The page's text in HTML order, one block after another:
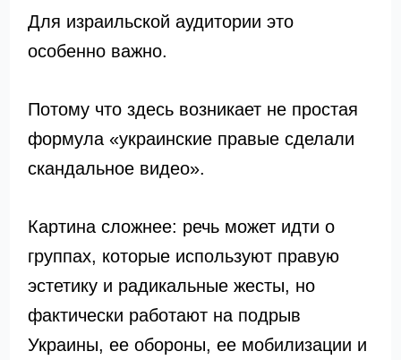
Для израильской аудитории это
особенно важно.
Потому что здесь возникает не простая
формула «украинские правые сделали
скандальное видео».
Картина сложнее: речь может идти о
группах, которые используют правую
эстетику и радикальные жесты, но
фактически работают на подрыв
Украины, ее обороны, ее мобилизации и